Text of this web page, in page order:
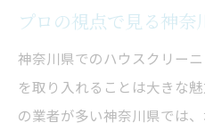
プロの清掃員が教
ストレス解消の一環
グの魅力
掃除で心を整える
プロの視点で見る神奈
神奈川県でのハウスクリー
を取り入れることは大きな
の業者が多い神奈川県では